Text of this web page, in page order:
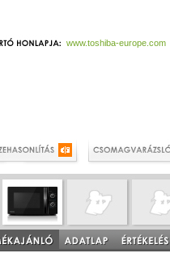
www.toshiba-europe.com